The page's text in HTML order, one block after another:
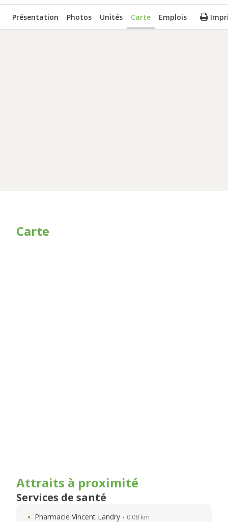
Présentation Photos Unités Carte Emplois
Carte
Attraits à proximité
Services de santé
Pharmacie Vincent Landry - 0.08 km